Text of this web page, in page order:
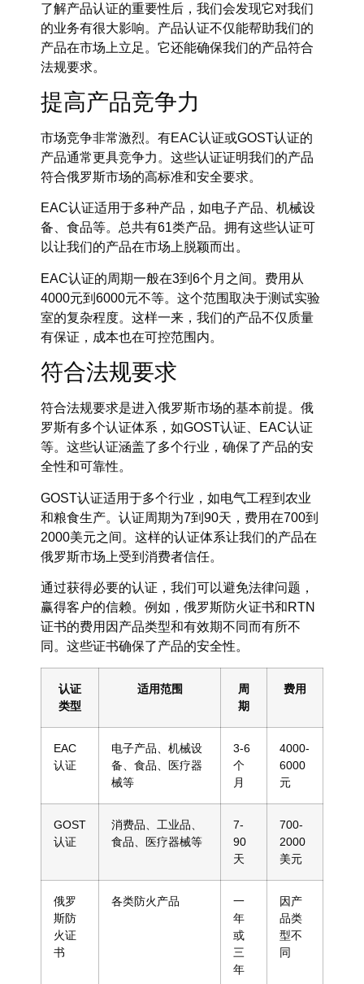
了解产品认证的重要性后，我们会发现它对我们
的业务有很大影响。产品认证不仅能帮助我们的
产品在市场上立足。它还能确保我们的产品符合
法规要求。
提高产品竞争力
市场竞争非常激烈。有EAC认证或GOST认证的
产品通常更具竞争力。这些认证证明我们的产品
符合俄罗斯市场的高标准和安全要求。
EAC认证适用于多种产品，如电子产品、机械设
备、食品等。总共有61类产品。拥有这些认证可
以让我们的产品在市场上脱颖而出。
EAC认证的周期一般在3到6个月之间。费用从
4000元到6000元不等。这个范围取决于测试实验
室的复杂程度。这样一来，我们的产品不仅质量
有保证，成本也在可控范围内。
符合法规要求
符合法规要求是进入俄罗斯市场的基本前提。俄
罗斯有多个认证体系，如GOST认证、EAC认证
等。这些认证涵盖了多个行业，确保了产品的安
全性和可靠性。
GOST认证适用于多个行业，如电气工程到农业
和粮食生产。认证周期为7到90天，费用在700到
2000美元之间。这样的认证体系让我们的产品在
俄罗斯市场上受到消费者信任。
通过获得必要的认证，我们可以避免法律问题，
赢得客户的信赖。例如，俄罗斯防火证书和RTN
证书的费用因产品类型和有效期不同而有所不
同。这些证书确保了产品的安全性。
认证
类型
适用范围
周
期
费用
EAC
认证
电子产品、机械设
备、食品、医疗器
械等
3-6
个
月
4000-
6000
元
GOST
认证
消费品、工业品、
食品、医疗器械等
7-
90
天
700-
2000
美元
俄罗
斯防
火证
书
各类防火产品
一
年
或
三
年
因产
品类
型不
同